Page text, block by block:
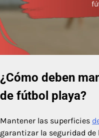
¿Cómo deben
de fútbol playa?
Mantener las superficies
garantizar la seguridad de